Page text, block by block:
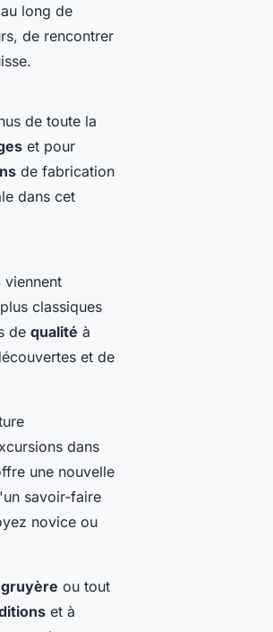
long de
de rencontrer
de toute la
et pour
de fabrication
dans cet
viennent
classiques
de qualité à
et de
dans
une nouvelle
savoir-faire
novice ou
gruyère ou tout
et à